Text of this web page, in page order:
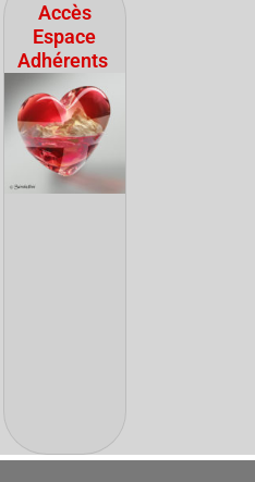
Accès
Espace
Adhérents